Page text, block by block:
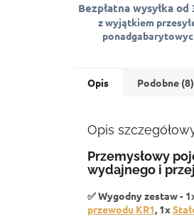
Bezpłatna wysyłka od
z wyjątkiem
Opis Podobne (8)
Opis
Przemysłowy
wydajnego i
✅Wygodny zestaw-
przewodu KR1, 1x